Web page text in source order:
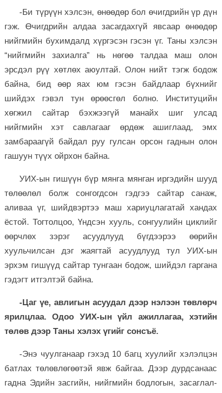
-Би түрүүн хэлсэн, өнөөдөр бол өчигдрийн үр дүн
гэж. Өчигдрийн алдаа засагдахгүй явсаар өнөөдөр
нийгмийн бухимдалд хүргэсэн гэсэн үг. Таны хэлсэн
“нийгмийн захиалга” нь нөгөө талдаа маш олон
эрсдэл рүү хөтлөх аюултай. Олон нийт тэгж бодож
байна, бид өөр яах юм гэсэн байдлаар бүхнийг
шийдэх гэвэл тун өрөөсгөл болно. Институцийн
хөгжил сайтар бэхжээгүй манайх шиг улсад
нийгмийн хэт савлагааг өрдөж ашиглаад, эмх
замбараагүй байдал руу гулсан орсон гаднын олон
гашуун түүх ойрхон байна.
УИХ-ын гишүүн бүр мянга мянган иргэдийн шууд
төлөөлөл болж сонгогдсон гэдгээ сайтар санаж,
аливаа үг, шийдвэртээ маш хариуцлагатай хандах
ёстой. Тогтолцоо, Үндсэн хууль, сонгуулийн циклийг
өөрчлөх зэрэг асуудлууд бүгдээрээ өөрийн
хуульчилсан дэг жаягтай асуудлууд тул УИХ-ын
эрхэм гишүүд сайтар тунгаан бодож, шийдэл гаргана
гэдэгт итгэлтэй байна.
-Цаг үе, авлигын асуудал дээр нэлээн төвлөрч
ярилцлаа. Одоо УИХ-ын үйл ажиллагаа, хэтийн
төлөв дээр Таны хэлэх үгийг сонсъё.
-Энэ чуулганаар гэхэд 10 багц хуулийг хэлэлцэн
батлах төлөвлөгөөтэй явж байгаа. Дээр дурдсанаас
гадна Эдийн засгийн, нийгмийн бодлогын, засаглал-